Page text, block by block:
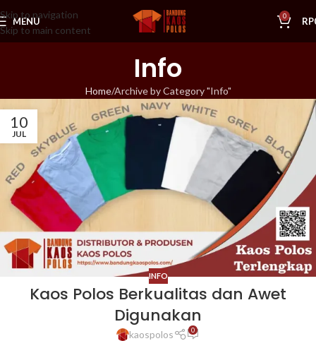
Skip to navigation
Skip to main content
MENU 0 RP
Info
Home Archive by Category "Info"
10
JUL
INFO
Kaos Polos Berkualitas dan Awet
Digunakan
kaospolos 0